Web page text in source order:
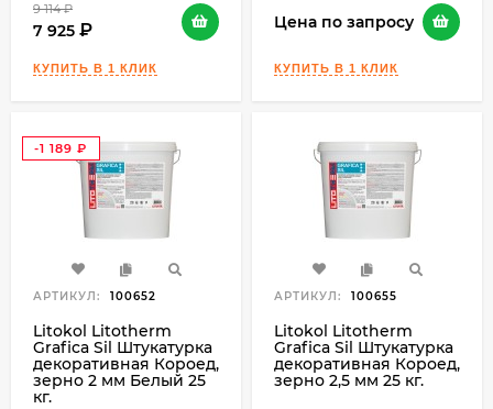
9 114
7 925 Цена по запросу
-1 189
₽
АРТИКУЛ: 100652
Litokol Litotherm
Grafica Sil Штукатурка
декоративная Короед,
зерно 2 мм Белый 25
кг.
АРТИКУЛ: 100655
Litokol Litotherm
Grafica Sil Штукатурка
декоративная Короед,
зерно 2,5 мм 25 кг.